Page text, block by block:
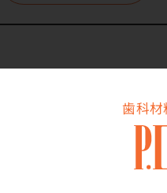
歯科